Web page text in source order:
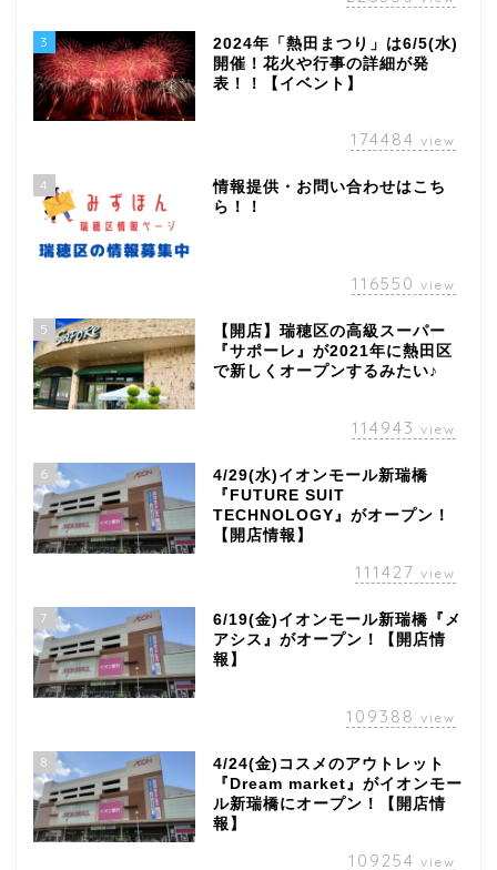
3
2024年「熱田まつり」は6/5(水)
開催！花火や行事の詳細が発
表！！【イベント】
174484 view
4
情報提供・お問い合わせはこち
ら！！
116550 view
5
【開店】瑞穂区の高級スーパー
『サポーレ』が2021年に熱田区
で新しくオープンするみたい♪
114943 view
6
4/29(水)イオンモール新瑞橋
『FUTURE SUIT
TECHNOLOGY』がオープン！
【開店情報】
111427 view
7
6/19(金)イオンモール新瑞橋『メ
アシス』がオープン！【開店情
報】
109388 view
8
4/24(金)コスメのアウトレット
『Dream market』がイオンモー
ル新瑞橋にオープン！【開店情
報】
109254 view